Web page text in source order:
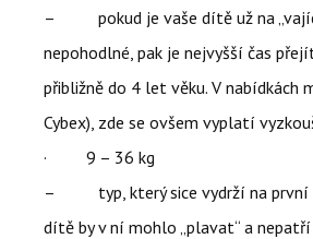
– pokud je vaše dítě už na
nepohodlné, pak je nejvyšší čas
přibližně do 4 let věku. V nabídkách
Cybex), zde se ovšem vyplatí
· 9 – 36 kg
– typ, který sice vydrží na první
dítě by v ní mohlo „plavat“ a